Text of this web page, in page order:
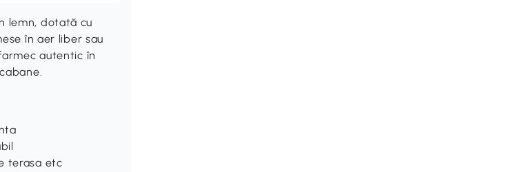
lemn, dotată cu
în aer liber sau
autentic în
terasa etc